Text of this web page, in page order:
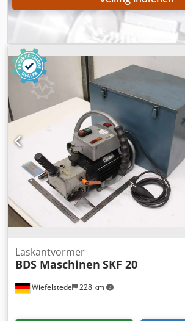
Wiefelstede 228 km
Laskantvormer
BDS Maschinen SKF 20